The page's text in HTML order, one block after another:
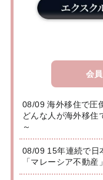
会
08/09 海外移住で圧
どんな人が海外移住
～
08/09 15年連続で日
「マレーシア不動産